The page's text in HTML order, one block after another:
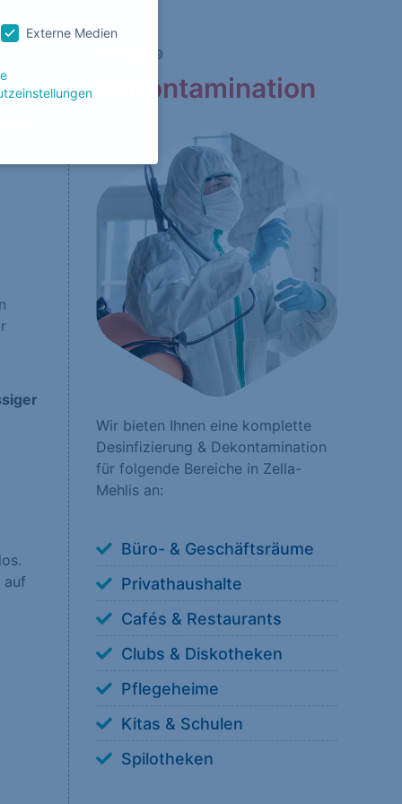
auf
COVID-19
Dekontamination
Wir bieten Ihnen eine komplette
Desinfizierung & Dekontamination
für folgende Bereiche in Zella-
Mehlis an:
Büro- & Geschäftsräume
Privathaushalte
Cafés & Restaurants
Clubs & Diskotheken
Pflegeheime
Kitas & Schulen
Spilotheken
Externe Medien
ganzen Kategorien
Zurück
erforderlich.
Besucher unsere
wie unsere
Sie tun
von externen